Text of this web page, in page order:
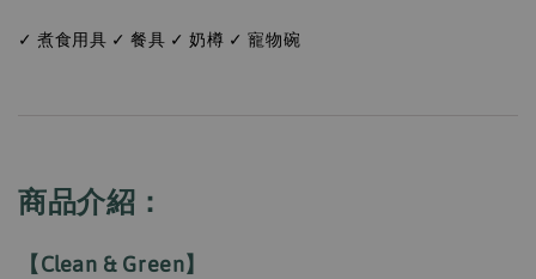
✓ 煮食用具 ✓ 餐具 ✓ 奶樽 ✓ 寵物碗
商品介紹：
【Clean & Green】